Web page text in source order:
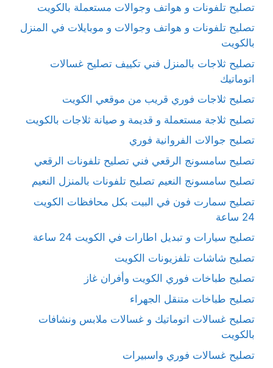
تصليح تلفونات و هواتف وجوالات مستعملة بالكويت
تصليح تلفونات و هواتف وجوالات و موبايلات في المنزل
بالكويت
تصليح ثلاجات بالمنزل فني تكييف تصليح غسالات
اتوماتيك
تصليح ثلاجات فوري قريب من موقعي الكويت
تصليح ثلاجة مستعملة و قديمة و صيانة ثلاجات بالكويت
تصليح جوالات الفروانية فوري
تصليح سامسونج الرقعي فني تصليح تلفونات الرقعي
تصليح سامسونج النعيم تصليح تلفونات بالمنزل النعيم
تصليح سمارت فون في البيت بكل محافظات الكويت
24 ساعة
تصليح سيارات و تبديل اطارات في الكويت 24 ساعة
تصليح شاشات تلفزيونات الكويت
تصليح طباخات فوري الكويت وأفران غاز
تصليح طباخات متنقل الجهراء
تصليح غسالات اتوماتيك و غسالات ملابس ونشافات
بالكويت
تصليح غسالات فوري واسبيرات